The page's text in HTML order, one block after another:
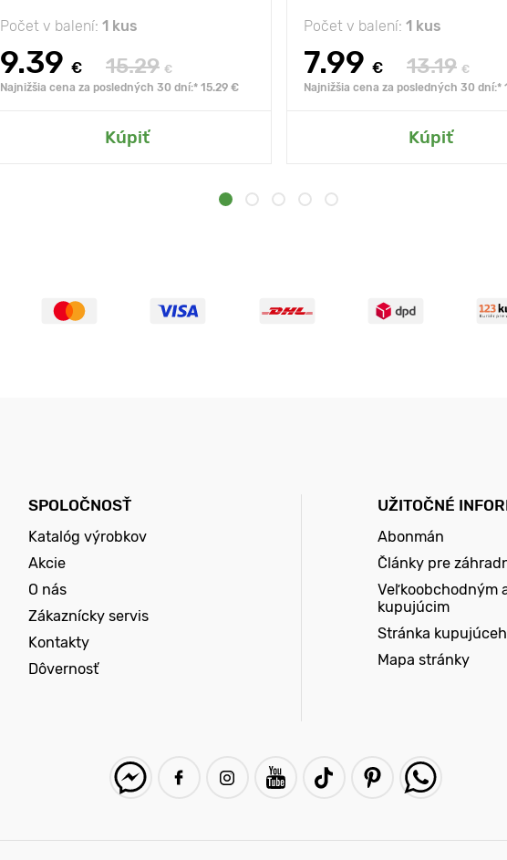
Počet v balení: 1 kus
9.39 € 15.29 €
Najnižšia cena za posledných 30 dní:* 15.29 €
Kúpiť
Počet v balení: 1 kus
7.99 € 13.19 €
Najnižšia cena za posledných 30 dní:*
Kúpiť
SPOLOČNOSŤ
Katalóg výrobkov
Akcie
O nás
Zákaznícky servis
Kontakty
Dôvernosť
UŽITOČNÉ
Abonmán
Články pre
Veľkoobchodným
kupujúcim
Stránka
Mapa stránky